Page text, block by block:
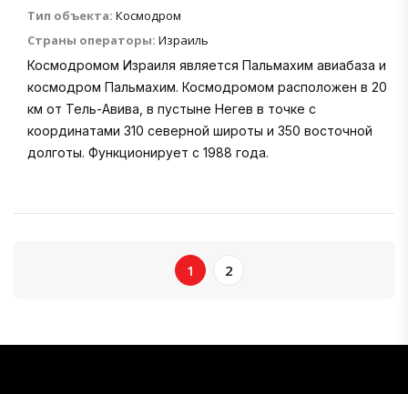
Тип объекта: Космодром
Страны операторы: Израиль
Космодромом Израиля является Пальмахим авиабаза и
космодром Пальмахим. Космодромом расположен в 20
км от Тель-Авива, в пустыне Негев в точке с
координатами 310 северной широты и 350 восточной
долготы. Функционирует с 1988 года.
1 2